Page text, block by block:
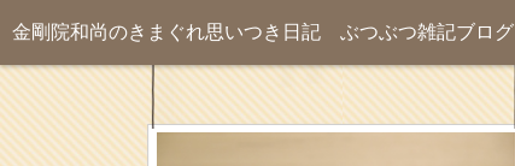
金剛院和尚のきまぐれ思いつき日記 ぶつぶつ雑記ブログ